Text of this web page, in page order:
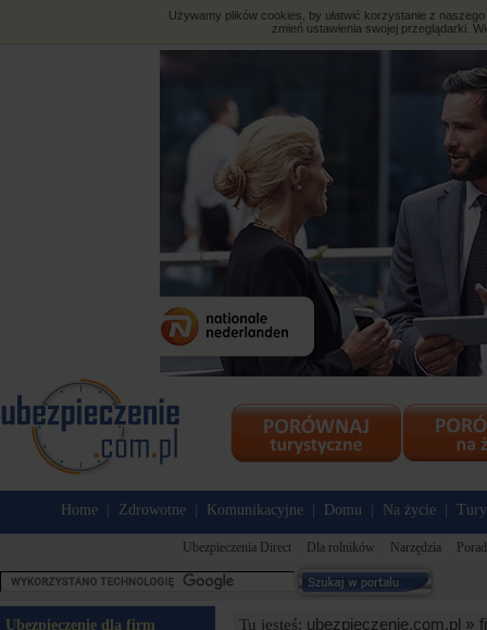
Używamy plików cookies, by ułatwić korzystanie z
zmień ustawienia swojej przeglądarki.
Home Zdrowotne Komunikacyjne Domu Na życie
Ubezpieczenia Direct Dla rolników Narzędzia
Ubezpieczenie dla firm Tu jesteś: ubezpieczenie.com.pl »